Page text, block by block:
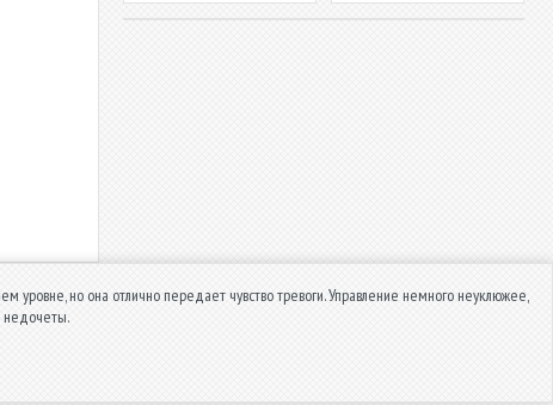
но она отлично передает чувство тревоги. Управление немного неуклюжее,
недочеты.